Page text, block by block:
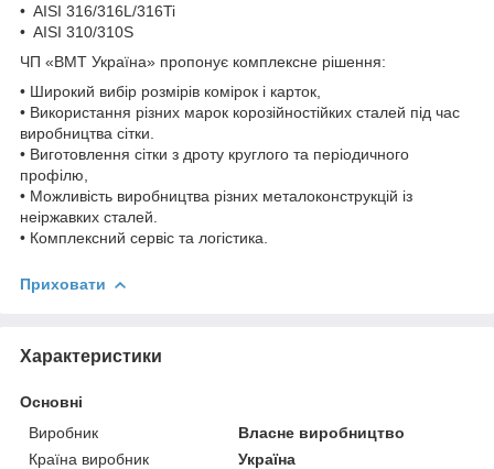
• AISI 316/316L/316Ti
• AISI 310/310S
ЧП «ВМТ Україна» пропонує комплексне рішення:
• Широкий вибір розмірів комірок і карток,
• Використання різних марок корозійностійких сталей під час
виробництва сітки.
• Виготовлення сітки з дроту круглого та періодичного
профілю,
• Можливість виробництва різних металоконструкцій із
неіржавких сталей.
• Комплексний сервіс та логістика.
Приховати
Характеристики
Основні
Виробник
Власне виробництво
Країна виробник
Україна